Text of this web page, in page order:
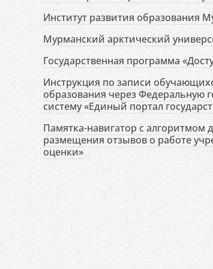
Институт развития образования
Мурманский арктический
Государственная программа
Инструкция по записи
образования через Федеральную
систему «Единый портал
Памятка-навигатор с алгоритмом
размещения отзывов о работе
оценки»